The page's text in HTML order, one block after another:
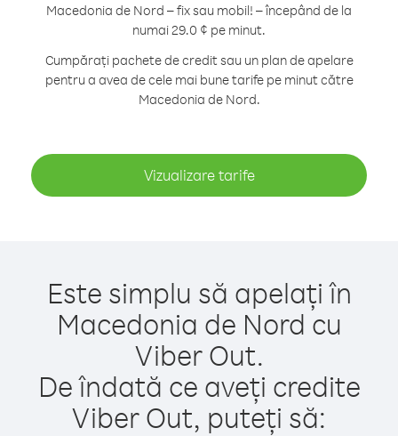
Macedonia de Nord – fix sau mobil! – începând de la
numai 29.0 ¢ pe minut.
Cumpărați pachete de credit sau un plan de apelare
pentru a avea de cele mai bune tarife pe minut către
Macedonia de Nord.
Vizualizare tarife
Este simplu să apelați în
Macedonia de Nord cu
Viber Out.
De îndată ce aveți credite
Viber Out, puteți să: